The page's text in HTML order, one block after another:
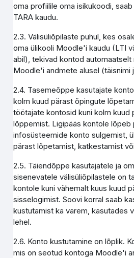
oma profiilile oma isikukoodi,
TARA kaudu.
2.3. Välisüliõpilaste puhul, kes
oma ülikooli Moodle'i kaudu (LTI
abil), tekivad kontod automaatselt
Moodle'i andmete alusel (täisnimi
2.4. Tasemeõppe kasutajate
kolm kuud pärast õpingute
töötajate kontosid kuni kolm kuud
lõppemist. Ligipääs kontole lõpeb
infosüsteemide konto sulgemist,
pärast lõpetamist, katkestamist
2.5. Täiendõppe kasutajatele ja
sisenevatele välisüliõpilastele on
kontole kuni vähemalt kuus kuud
sisselogimist. Soovi korral saab
kustutamist ka varem, kasutades
lehel.
2.6. Konto kustutamine on lõplik.
mis on seotud kontoga Moodle'i